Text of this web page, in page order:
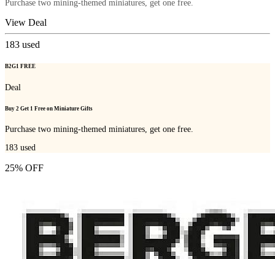
Purchase two mining-themed miniatures, get one free.
View Deal
183 used
B2G1 FREE
Deal
Buy 2 Get 1 Free on Miniature Gifts
Purchase two mining-themed miniatures, get one free.
183 used
25% OFF